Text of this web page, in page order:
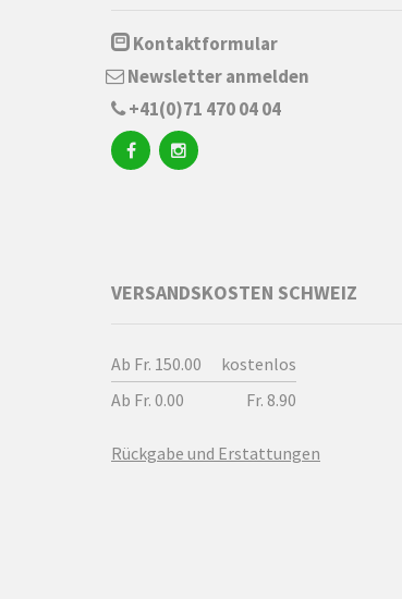
Kontaktformular
Newsletter anmelden
+41(0)71 470 04 04
VERSANDSKOSTEN SCHWEIZ
Ab Fr. 150.00
kostenlos
Ab Fr. 0.00
Fr. 8.90
Rückgabe und Erstattungen